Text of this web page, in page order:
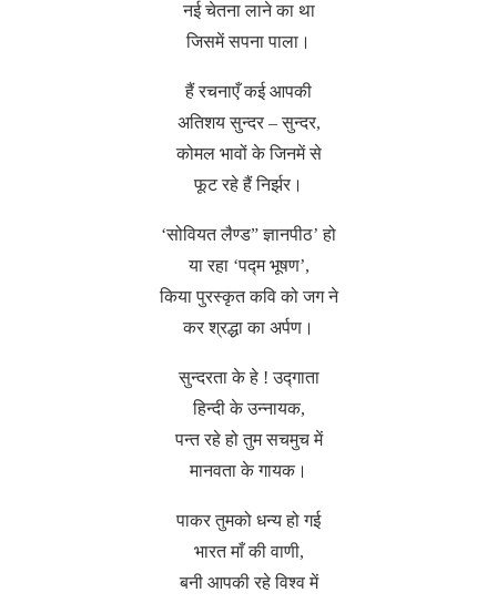
नई चेतना लाने का था
जिसमें सपना पाला।
हैं रचनाएँ कई आपकी
अतिशय सुन्दर – सुन्दर,
कोमल भावों के जिनमें से
फूट रहे हैं निर्झर।
‘सोवियत लैण्ड” ज्ञानपीठ’ हो
या रहा ‘पद्म भूषण’,
किया पुरस्कृत कवि को जग ने
कर श्रद्धा का अर्पण।
सुन्दरता के हे ! उद्गाता
हिन्दी के उन्नायक,
पन्त रहे हो तुम सचमुच में
मानवता के गायक।
पाकर तुमको धन्य हो गई
भारत माँ की वाणी,
बनी आपकी रहे विश्व में